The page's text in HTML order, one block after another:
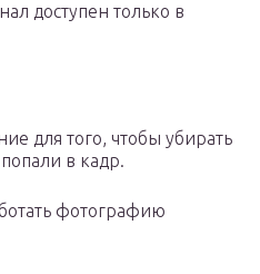
доступен только в
для того, чтобы убирать
в кадр.
фотографию